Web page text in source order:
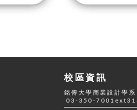
校區資訊
銘傳大學商業設計學
03-350-